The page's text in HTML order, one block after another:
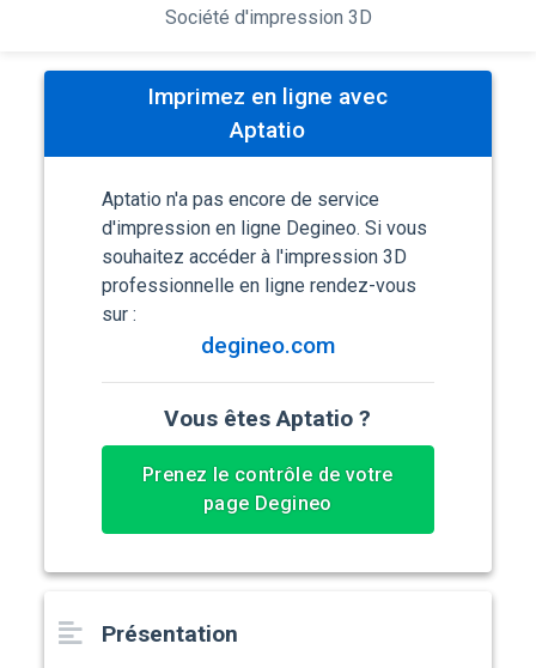
Société d'impression 3D
Présentation
Imprimez en ligne avec
Aptatio
Aptatio n'a pas encore de service
d'impression en ligne Degineo. Si vous
souhaitez accéder à l'impression 3D
professionnelle en ligne rendez-vous
sur :
degineo.com
Vous êtes Aptatio ?
Prenez le contrôle de votre
page Degineo